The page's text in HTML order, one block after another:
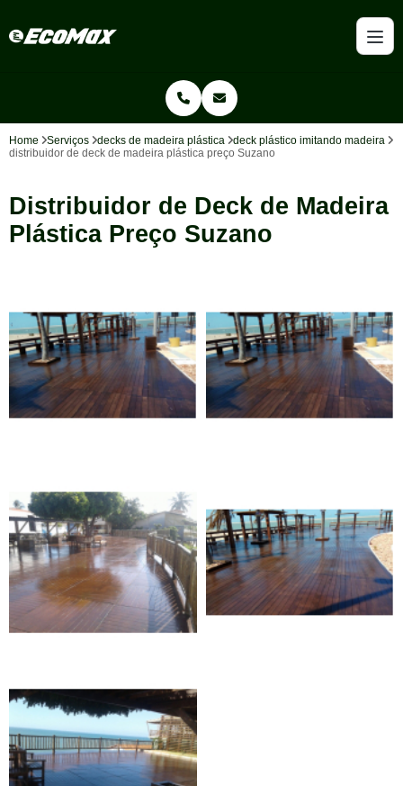
Home Serviços decks de madeira plástica
deck plástico imitando madeira
distribuidor de deck de madeira plástica preço Suzano
Distribuidor de Deck de Madeira
Plástica Preço Suzano